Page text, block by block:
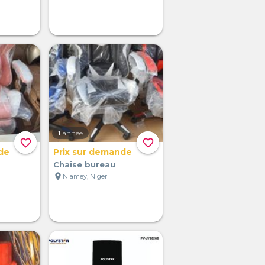
favorite_border favorite_border
1 année
Prix sur demande
Chaise bureau
location_on Niamey, Niger